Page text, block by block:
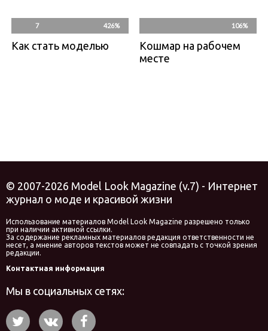
7 426%
Как стать моделью
106%
Кошмар на рабочем
месте
© 2007-2026 Model Look Magazine (v.7) - Интернет
журнал о моде и красивой жизни
Использование материалов Model Look Magazine разрешено только
при наличии активной ссылки.
За содержание рекламных материалов редакция ответственности не
несет, а мнение авторов текстов может не совпадать с точкой зрения
редакции.
Контактная информация
Мы в социальных сетях: